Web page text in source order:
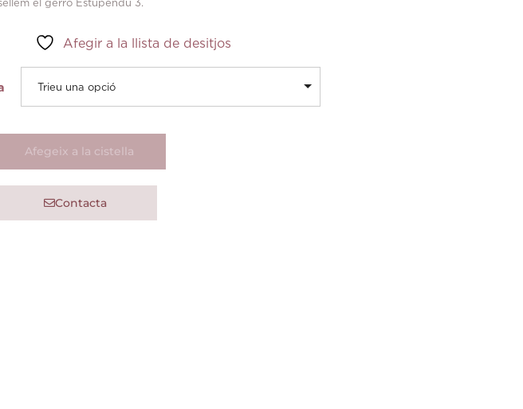
Afegir a la llista de desitjos
Trieu una opció
Afegeix a la cistella
Contacta